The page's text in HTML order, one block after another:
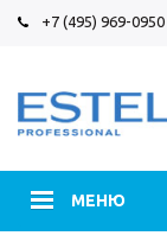
+7 (495) 969-0950
МЕНЮ